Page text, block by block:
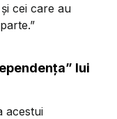
cei care au
lui
acestui